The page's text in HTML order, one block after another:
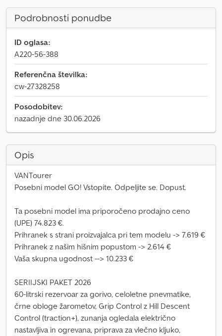
Podrobnosti ponudbe
ID oglasa:
A220-56-388
Referenčna številka:
cw-27328258
Posodobitev:
nazadnje dne 30.06.2026
Opis
VANTourer
Posebni model GO! Vstopite. Odpeljite se. Dopust.
Ta posebni model ima priporočeno prodajno ceno
(UPE) 74.823 €.
Prihranek s strani proizvajalca pri tem modelu -> 7.619 €
Prihranek z našim hišnim popustom -> 2.614 €
Vaša skupna ugodnost --> 10.233 €
SERIIJSKI PAKET 2026
60-litrski rezervoar za gorivo, celoletne pnevmatike,
črne obloge žarometov, Grip Control z Hill Descent
Control (traction+), zunanja ogledala električno
nastavljiva in ogrevana, priprava za vlečno kljuko,